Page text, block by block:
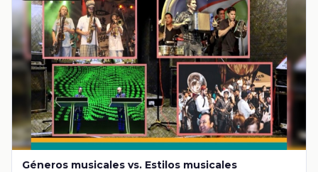
Géneros musicales vs. Estilos musicales